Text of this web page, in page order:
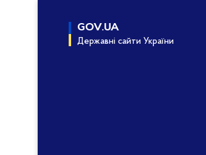
GOV.UA
Державні сайти України